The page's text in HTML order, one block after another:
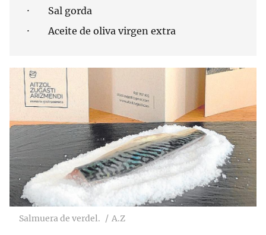
· Sal gorda
· Aceite de oliva virgen extra
Salmuera de verdel. A.Z